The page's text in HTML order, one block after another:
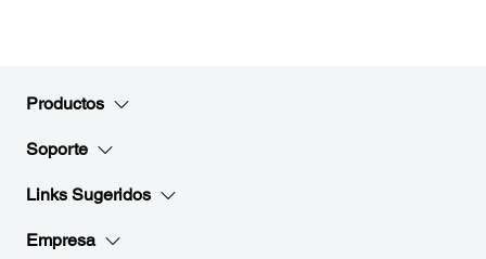
Productos
Soporte
Links Sugeridos
Empresa